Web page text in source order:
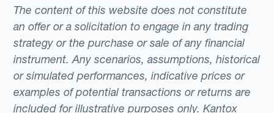
The content of this website does not constitute
an offer or a solicitation to engage in any trading
strategy or the purchase or sale of any financial
instrument. Any scenarios, assumptions, historical
or simulated performances, indicative prices or
examples of potential transactions or returns are
included for illustrative purposes only. Kantox